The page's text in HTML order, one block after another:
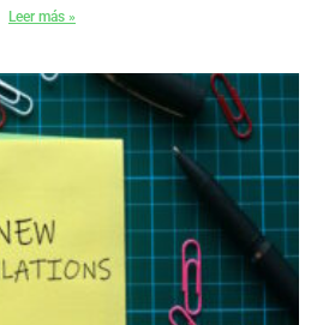
Leer más »